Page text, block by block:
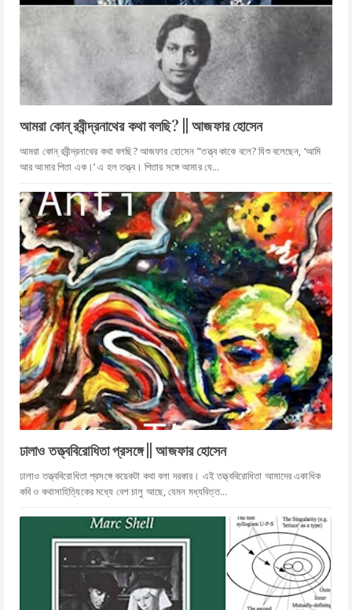
আমরা কোন্ রবীন্দ্রনাথের কথা বলছি? || আজফার হোসেন
আমরা কোন্ রবীন্দ্রনাথের কথা বলছি? আজফার হোসেন "তত্ত্ব কাকে বলে? যিশু বলেছেন, ‘আমি
আর আমার পিতা এক।’ এ হল তত্ত্ব। পিতার সঙ্গে আমার যে...
ঢালাও তত্ত্ববিরোধিতা প্রসঙ্গে || আজফার হোসেন
ঢালাও তত্ত্ববিরোধিতা প্রসঙ্গে কয়েকটা কথা বলা দরকার। এই তত্ত্ববিরোধিতা আমাদের একাধিক
কবি ও কথাসাহিত্যিকের মধ্যে বেশ চালু আছে, যেমন মধ্যবিত্ত...